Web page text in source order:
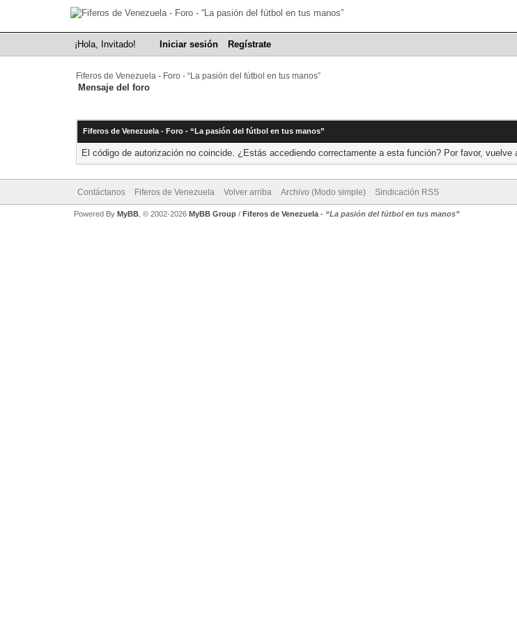
¡Hola, Invitado! Iniciar sesión Regístrate
Fiferos de Venezuela - Foro - “La pasión del fútbol en tus manos”
Mensaje del foro
Fiferos de Venezuela - Foro - “La pasión del fútbol en tus manos”
El código de autorización no coincide. ¿Estás accediendo correctamente a esta función? Por favor, vuelve
Contáctanos Fiferos de Venezuela Volver arriba Archivo (Modo simple) Sindicación RSS
Powered By MyBB, © 2002-2026 MyBB Group/ Fiferos de Venezuela- “La pasión del fútbol en tus manos”